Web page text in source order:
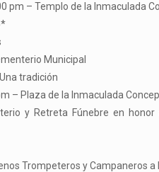
pm – Templo de la Inmaculada
Municipal
tradición
– Plaza de la Inmaculada
y Retreta Fúnebre en
Trompeteros y Campaneros